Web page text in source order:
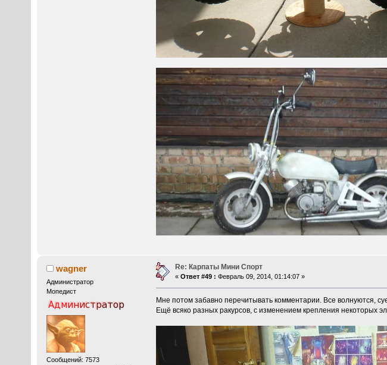
wagner
Администратор
Мопедист
Сообщений: 7573
Re: Карпаты Мини Спорт
« Ответ #49 : Февраль 09, 2014, 01:14:07 »
Мне потом забавно перечитывать комментарии. Все волнуются,
Ещё всяко разных ракурсов, с изменением крепления некоторых